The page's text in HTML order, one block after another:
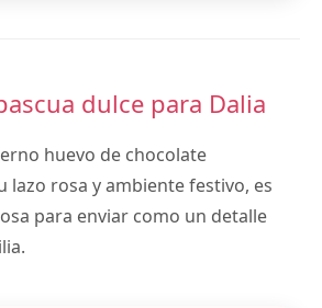
dulce para Dalia
huevo de chocolate
lazo rosa y ambiente festivo, es
para enviar como un detalle